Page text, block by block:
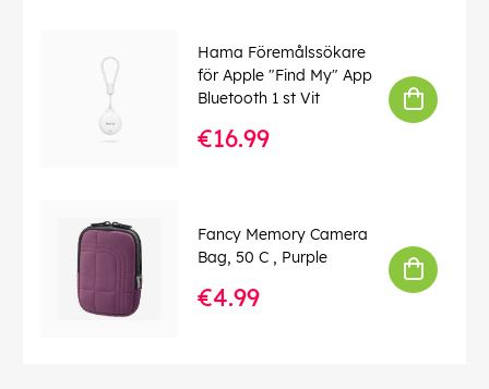
Hama Föremålssökare
för Apple "Find My" App
Bluetooth 1 st Vit
€16.99
Fancy Memory Camera
Bag, 50 C , Purple
€4.99